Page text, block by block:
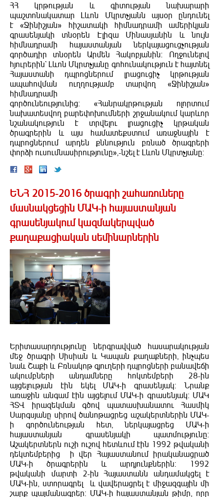
ՀՀ կրթության և գիտության նախարարի
պաշտոնակատար Լևոն Մկրտչյանն այսօր ընդունել
է «Ջինիշյան» հիշատակի հիմնադրամի ամերիկյան
գրասենյակի տնօրեն Էլիզա Մինասյանին և նույն
հիմնադրամի հայաստանյան ներկայացուցչության
գործադիր տնօրեն Արմեն Հակոբյանին: Ողջունելով
հյուրերին` Լևոն Մկրտչյանը գոհունակություն է հայտնել
Հայաստանի դպրոցներում լրացուցիչ կրթության
ապահովման ուղղությամբ տարվող «Ջինիշյան»
հիմնադրամի
գործունեությունից: «Հանրակրթության ոլորտում
նախատեսվող բարեփոխումների շրջանակում կարևոր
նշանակություն է տրվելու լրացուցիչ կրթական
ծրագրերին և այս համատեքստում առաջնային է
դպրոցներում արդեն քննություն բռնած ծրագրերի
փորձի ուսումնասիրությունը»,-նշել է Լևոն Մկրտչյանը:
ԵՆՀ 2015-2016 ծրագրի շահառուները
մասնակցեցին ՄԱԿ-ի հայաստանյան
գրասենյակում կազմակերպված
քաղաքացիական սեմինարներին
Երիտասարդությունը ներգրավված հասարակության
մեջ ծրագրի Սիսիան և Կապան քաղաքների, ինչպես
նաև Շաքի և Բռնակոթ գյուղերի դպրոցների բանավեճի
ակումբների անդամները հոկտեմբերի 28-ին
այցելության էին եկել ՄԱԿ-ի գրասենյակ: Նրանք
առաջին անգամ էին այցելում ՄԱԿ-ի գրասենյակ: ՄԱԿ
ՀՏՎ իրազեկման գծով պատասխանատու Հասմիկ
Սարգսյանը սիրով ծանոթացրեց աշակերտներին ՄԱԿ-
ի գործունեության հետ, ներկայացրեց ՄԱԿ-ի
հայաստանյան գրասենյակի պատմությունը:
Աշակերտներն ուշի ուշով հետևում էին 1992 թվականի
դեկտեմբերից ի վեր Հայաստանում իրականացրած
ՄԱԿ-ի ծրագրերին և արդյունքներին: 1992
թվականի մարտի 2-ին Հայաստանն անդամակցել է
ՄԱԿ-ին, ստորագրել և վավերացրել է միջազգային մի
շարք պայմանագրեր: ՄԱԿ-ի հայաստանյան թիմը, որը